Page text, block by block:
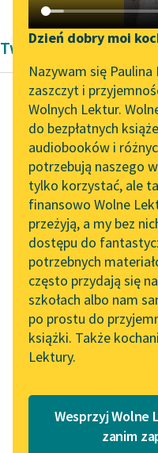
Katalog DAISY
Podkasty o książkach
Aktualności
Zapraszamy na spotkanie
online z tłumaczkami
literatury skandynawskiej
Spotkanie z Katarzyną
Tunkiel w Oslo
Wolne Lektury na 32.
Pol’and’Rock Festivalu
„Kochanek Lady
Chatterley” do słuchania
na Wolnych Lekturach
Nowy audiobook –
„Marzenie o Oriencie”
Dzień dobry moi
Nazywam się
zaszczyt i
Wolnych Lektur.
do bezpłatnych
audiobooków i
potrzebują naszego
tylko korzystać, ale
finansowo Wolne
przeżyją, a my bez
dostępu do
potrzebnych
często przydają się
szkołach albo nam
po prostu do
książki. Także
Lektury.
Wesprzyj
zanim
Twórczość Marcela
Motyw: